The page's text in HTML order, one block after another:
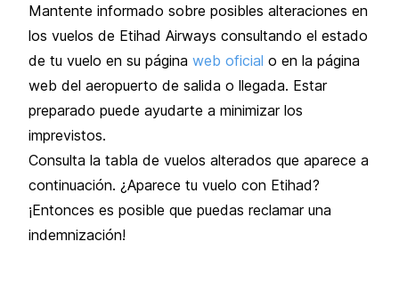
Mantente informado sobre posibles alteraciones en
los vuelos de Etihad Airways consultando el estado
de tu vuelo en su página web oficial o en la página
web del aeropuerto de salida o llegada. Estar
preparado puede ayudarte a minimizar los
imprevistos.
Consulta la tabla de vuelos alterados que aparece a
continuación. ¿Aparece tu vuelo con Etihad?
¡Entonces es posible que puedas reclamar una
indemnización!